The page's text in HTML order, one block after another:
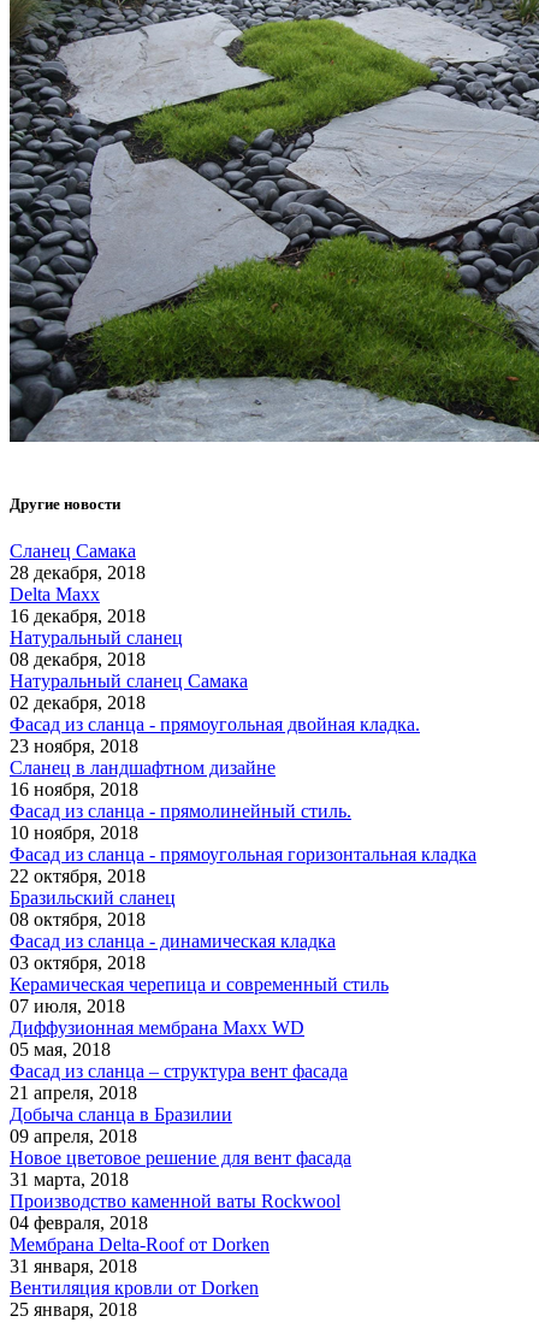
Другие новости
Сланец Самака
28 декабря, 2018
Delta Maxx
16 декабря, 2018
Натуральный сланец
08 декабря, 2018
Натуральный сланец Самака
02 декабря, 2018
Фасад из сланца - прямоугольная двойная кладка.
23 ноября, 2018
Сланец в ландшафтном дизайне
16 ноября, 2018
Фасад из сланца - прямолинейный стиль.
10 ноября, 2018
Фасад из сланца - прямоугольная горизонтальная кладка
22 октября, 2018
Бразильский сланец
08 октября, 2018
Фасад из сланца - динамическая кладка
03 октября, 2018
Керамическая черепица и современный стиль
07 июля, 2018
Диффузионная мембрана Maxx WD
05 мая, 2018
Фасад из сланца – структура вент фасада
21 апреля, 2018
Добыча сланца в Бразилии
09 апреля, 2018
Новое цветовое решение для вент фасада
31 марта, 2018
Производство каменной ваты Rockwool
04 февраля, 2018
Мембрана Delta-Roof от Dorken
31 января, 2018
Вентиляция кровли от Dorken
25 января, 2018